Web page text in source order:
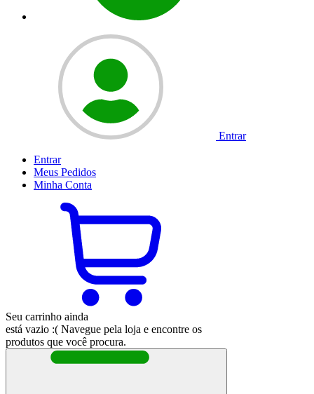
Entrar
Entrar
Meus Pedidos
Minha Conta
Seu carrinho ainda
está vazio :( Navegue pela loja e encontre os
produtos que você procura.